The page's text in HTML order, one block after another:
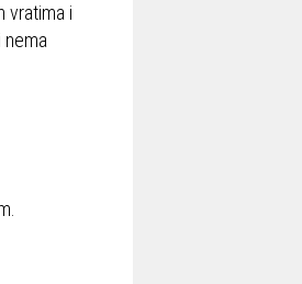
vratima i